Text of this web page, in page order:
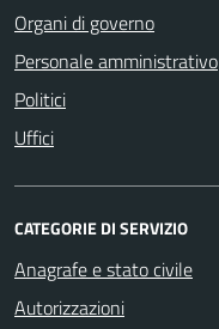
Organi di governo
Personale amministrativo
Politici
Uffici
CATEGORIE DI SERVIZIO
Anagrafe e stato civile
Autorizzazioni